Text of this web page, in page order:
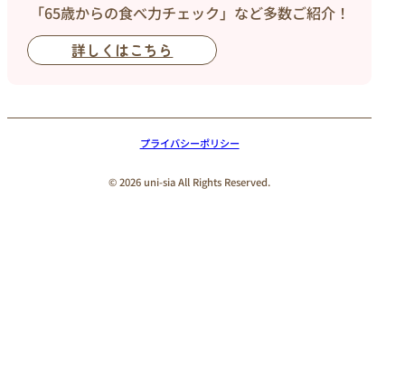
「65歳からの食べ力チェック」など多数ご紹介！
詳しくはこちら
プライバシーポリシー
© 2026 uni-sia All Rights Reserved.